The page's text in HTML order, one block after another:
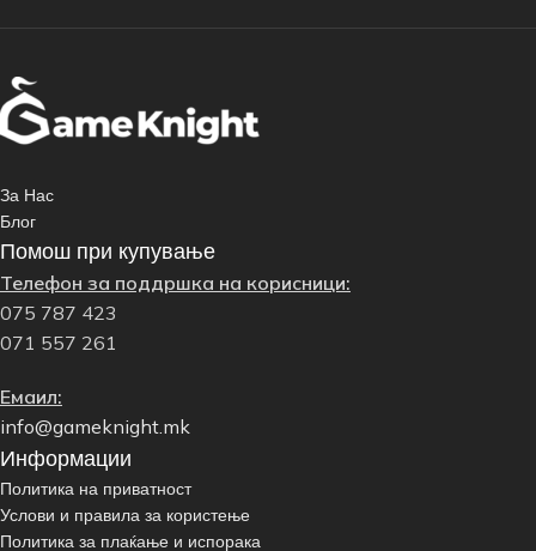
За Нас
Блог
Помош при купување
Телефон за поддршка на корисници:
075 787 423
071 557 261
Емаил:
info@gameknight.mk
Информации
Политика на приватност
Услови и правила за користење
Политика за плаќање и испорака